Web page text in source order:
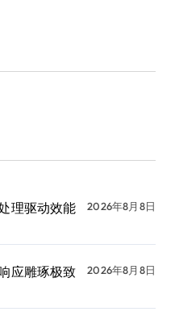
理驱动效能
2026年8月8日
应雕琢极致
2026年8月8日